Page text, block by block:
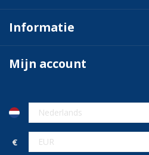
Informatie
Mijn account
€